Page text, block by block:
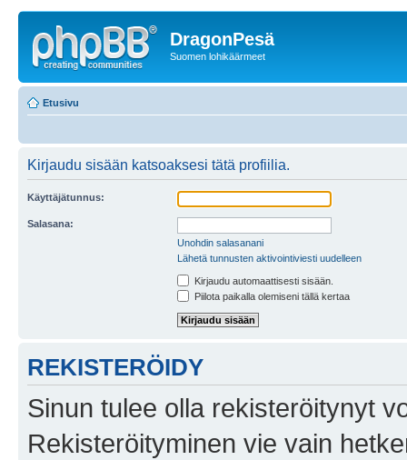
DragonPesä
Suomen lohikäärmeet
Etusivu
Kirjaudu sisään katsoaksesi tätä profiilia.
Käyttäjätunnus:
Salasana:
Unohdin salasanani
Lähetä tunnusten aktivointiviesti uudelleen
Kirjaudu automaattisesti sisään.
Piilota paikalla olemiseni tällä kertaa
REKISTERÖIDY
Sinun tulee olla rekisteröitynyt
Rekisteröityminen vie vain